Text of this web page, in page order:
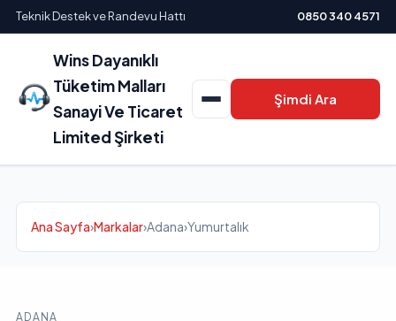
Teknik Destek ve Randevu Hattı 0850 340 4571
Wins Dayanıklı
Tüketim Malları
Sanayi Ve Ticaret
Limited Şirketi
Şimdi Ara
Ana Sayfa›Markalar›Adana›Yumurtalık
ADANA